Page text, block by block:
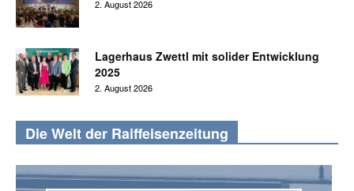
2. August 2026
Lagerhaus Zwettl mit solider Entwicklung
2025
2. August 2026
Die Welt der Raiffeisenzeitung